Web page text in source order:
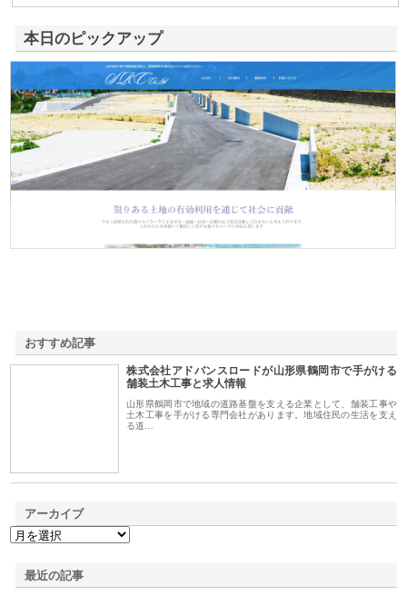
株式会社アドバンスロードが山形県鶴岡市で手がける舗装土木工事と求
本日のピックアップ
株式会社ＳＲＣ
おすすめ記事
株式会社アドバンスロードが山形県鶴岡市で手がける
舗装土木工事と求人情報
山形県鶴岡市で地域の道路基盤を支える企業として、舗装工事や
土木工事を手がける専門会社があります。地域住民の生活を支え
る道…
アーカイブ
最近の記事